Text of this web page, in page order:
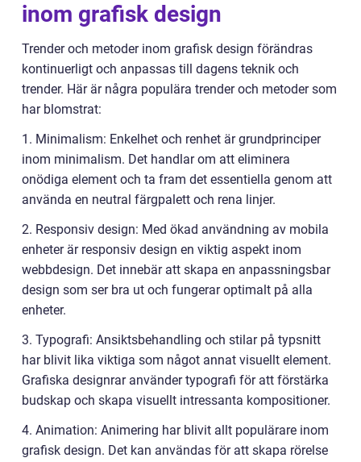
inom grafisk design
Trender och metoder inom grafisk design förändras
kontinuerligt och anpassas till dagens teknik och
trender. Här är några populära trender och metoder som
har blomstrat:
1. Minimalism: Enkelhet och renhet är grundprinciper
inom minimalism. Det handlar om att eliminera
onödiga element och ta fram det essentiella genom att
använda en neutral färgpalett och rena linjer.
2. Responsiv design: Med ökad användning av mobila
enheter är responsiv design en viktig aspekt inom
webbdesign. Det innebär att skapa en anpassningsbar
design som ser bra ut och fungerar optimalt på alla
enheter.
3. Typografi: Ansiktsbehandling och stilar på typsnitt
har blivit lika viktiga som något annat visuellt element.
Grafiska designrar använder typografi för att förstärka
budskap och skapa visuellt intressanta kompositioner.
4. Animation: Animering har blivit allt populärare inom
grafisk design. Det kan användas för att skapa rörelse